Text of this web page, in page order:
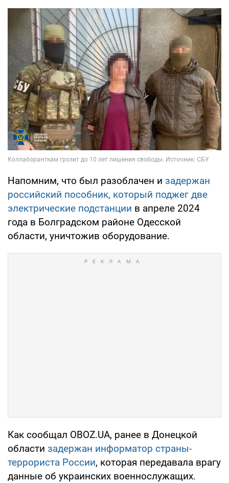
Напомним, что был разоблачен и задержан
российский пособник, который поджег две
электрические подстанции в апреле 2024
года в Болградском районе Одесской
области, уничтожив оборудование.
Как сообщал OBOZ.UA, ранее в Донецкой
области задержан информатор страны-
террориста России, которая передавала врагу
данные об украинских военнослужащих.